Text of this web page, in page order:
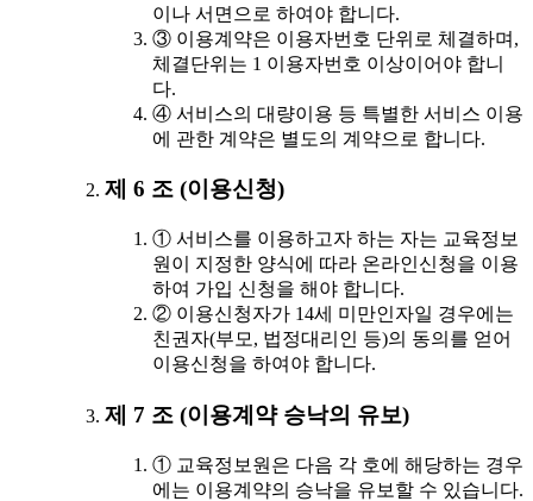
이나 서면으로 하여야 합니다.
③ 이용계약은 이용자번호 단위로 체결하며,
체결단위는 1 이용자번호 이상이어야 합니
다.
④ 서비스의 대량이용 등 특별한 서비스 이용
에 관한 계약은 별도의 계약으로 합니다.
제 6 조 (이용신청)
① 서비스를 이용하고자 하는 자는 교육정보
원이 지정한 양식에 따라 온라인신청을 이용
하여 가입 신청을 해야 합니다.
② 이용신청자가 14세 미만인자일 경우에는
친권자(부모, 법정대리인 등)의 동의를 얻어
이용신청을 하여야 합니다.
제 7 조 (이용계약 승낙의 유보)
① 교육정보원은 다음 각 호에 해당하는 경우
에는 이용계약의 승낙을 유보할 수 있습니다.